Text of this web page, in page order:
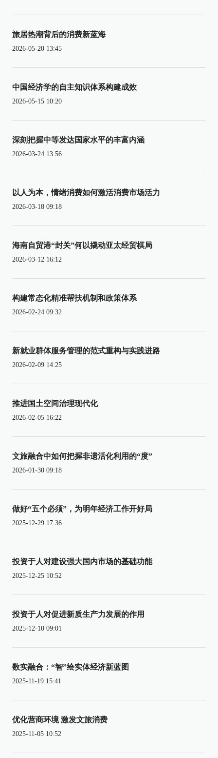
旅居热潮背后的消费新蓝海
2026-05-20 13:45
中国经济学的自主知识体系构建成效
2026-05-15 10:20
深刻把握中等发达国家水平的丰富内涵
2026-03-24 13:56
以人为本，情绪消费如何激活消费市场活力
2026-03-18 09:18
海南自贸港“封关”何以撬动亚太经贸棋局
2026-03-12 16:12
构建常态化精准帮扶机制和政策体系
2026-02-24 09:32
新就业群体服务管理的范式重构与实践进路
2026-02-09 14:25
推进国土空间治理现代化
2026-02-05 16:22
文旅融合中如何把握非遗活化利用的“度”
2026-01-30 09:18
做好“五个必须”，为明年经济工作开好局
2025-12-29 17:36
投资于人对建设强大国内市场的基础功能
2025-12-25 10:52
投资于人对促进新质生产力发展的作用
2025-12-10 09:01
数实融合：“智”绘实体经济新蓝图
2025-11-19 15:41
优化营商环境 激发文旅消费
2025-11-05 10:52